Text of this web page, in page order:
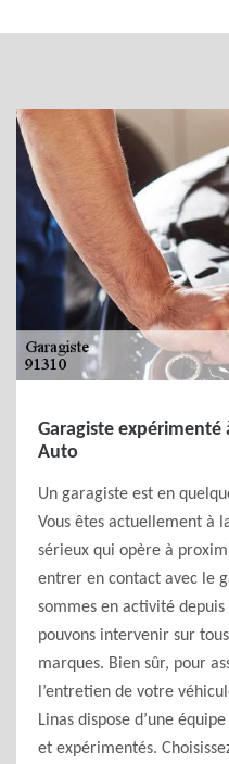
Garagiste expérimenté
Auto
Un garagiste est en
Vous êtes actuellement à
sérieux qui opère à
entrer en contact avec le
sommes en activité
pouvons intervenir sur
marques. Bien sûr, pour
l’entretien de votre
Linas dispose d’une
et expérimentés.